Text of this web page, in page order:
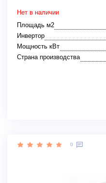
Нет в наличии
Площадь м2
Инвертор
Мощность кВт
Страна производства
0